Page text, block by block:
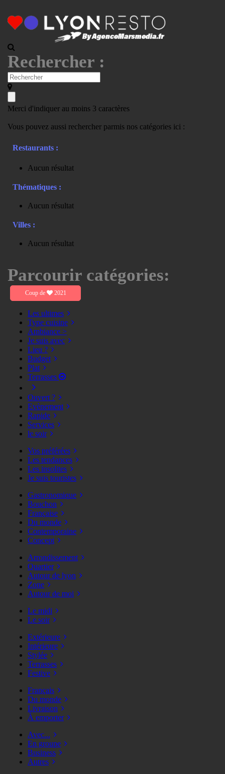
Rechercher :
Merci d'indiquer au moins 3 caractères
Vous pouvez aussi rechercher parmis nos catégories ici :
Restaurants :
Aucun résultat
Thématiques :
Aucun résultat
Villes :
Aucun résultat
Parcourir catégories:
Coup de 2021
Les ultimes
Type cuisine
Ambiance >
Je suis avec
Lieu ?
Budget
Plat
Terrasses
Ouvert ?
Evènement
Rapide
Services
le soir
Vos préférées
Les tendances
Les insolites
Je suis touristes
Gastronomique
Bouchon
Française
Du monde
Contemporaine
Concept
Arrondissement
Quartier
Autour de lyon
Zone
Autour de moi
Le midi
Le soir
Extérieure
Intérieure
Stylée
Terrasses
Festive
Français
Du monde
Livraison
À emporter
Avec...
En groupe
Business
Autres